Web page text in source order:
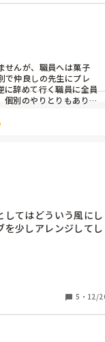
なに接点なかったし
せんが、職員へは菓子
で仲良しの先生にプレ
に辞めて行く職員に全員
個別のやりとりもありま
してはどういう風にし
を少しアレンジしてし
5 ・ 12/